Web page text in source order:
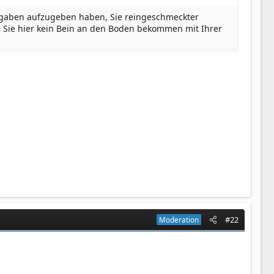
aufzugeben haben, Sie reingeschmeckter
hier kein Bein an den Boden bekommen mit Ihrer
Moderation #22